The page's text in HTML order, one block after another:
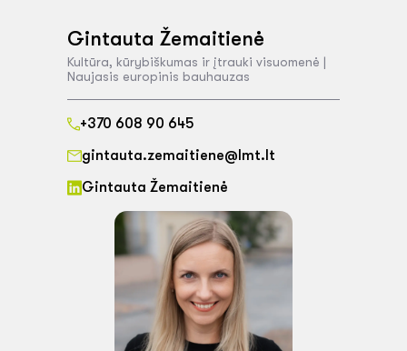
Gintauta Žemaitienė
Kultūra, kūrybiškumas ir įtrauki visuomenė |
Naujasis europinis bauhauzas
+370 608 90 645
gintauta.zemaitiene@lmt.lt
Gintauta Žemaitienė